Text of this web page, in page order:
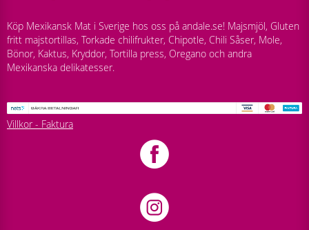
Köp Mexikansk Mat i Sverige hos oss på andale.se! Majsmjöl, Gluten
fritt majstortillas, Torkade chilifrukter, Chipotle, Chili Såser, Mole,
Bönor, Kaktus, Kryddor, Tortilla press, Oregano och andra
Mexikanska delikatesser.
Villkor - Faktura